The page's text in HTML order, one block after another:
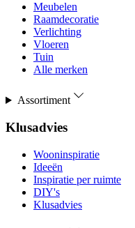
Meubelen
Raamdecoratie
Verlichting
Vloeren
Tuin
Alle merken
Assortiment
Klusadvies
Wooninspiratie
Ideeën
Inspiratie per ruimte
DIY's
Klusadvies